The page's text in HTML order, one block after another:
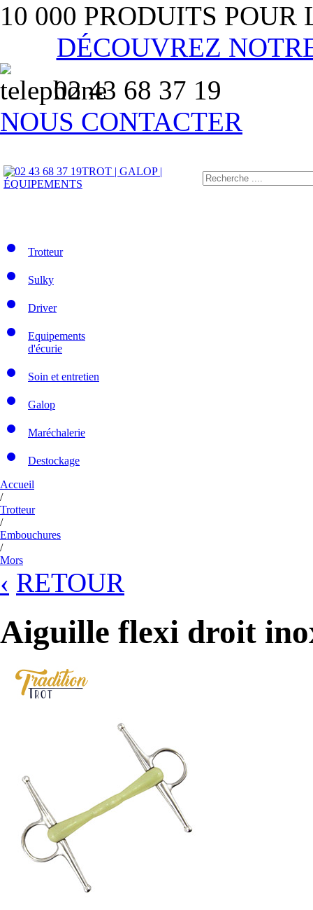
10 000 PRODUITS
DÉCOUVREZ
02 43 68 37 19
NOUS CONTACTER
TROT | GALOP |
ÉQUIPEMENTS
Trotteur
Sulky
Driver
Equipements
d'écurie
Soin et entretien
Galop
Maréchalerie
Destockage
Accueil
/
Trotteur
/
Embouchures
/
Mors
‹ RETOUR
Aiguille flexi droit